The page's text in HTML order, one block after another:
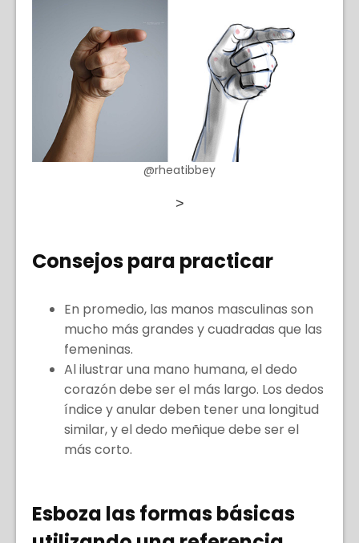
@rheatibbey
>
Consejos para practicar
En promedio, las manos masculinas son
mucho más grandes y cuadradas que las
femeninas.
Al ilustrar una mano humana, el dedo
corazón debe ser el más largo. Los dedos
índice y anular deben tener una longitud
similar, y el dedo meñique debe ser el
más corto.
Esboza las formas básicas